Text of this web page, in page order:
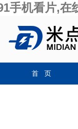
手机看片,在
首 页